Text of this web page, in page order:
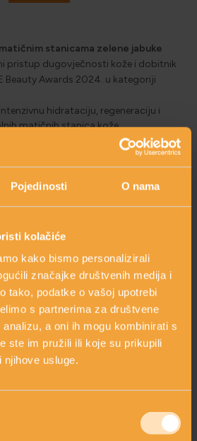
Pojedinosti O nama
kolačiće
kako bismo personalizirali
značajke društvenih medija i
tako, podatke o vašoj upotrebi
s partnerima za društvene
a oni ih mogu kombinirati s
ste im pružili ili koje su prikupili
njihove usluge.
stanicama zelene jabuke
pristup dugovječnosti kože i dobitnik
Beauty Awards 2024. u kategoriji
hidrataciju, regeneraciju i
matičnih stanica kože.
zelene jabuke ugrađene u BIO
ruže štite kožu od foto-starenja.
gubitak vlage i vraća umornoj koži
i mladolikost.
s neodoljivim mirisom kokosa koji
u raskošno ulje.
prirodno tamnjenje kože i produljuje
preplanulosti.
kokosovog i kakao maslaca,
nevena i vitamina E.
kožu, štiti je od isušivanja i
sjaj.
utjecaja slobodnih radikala i
vjetar i more isušuju kožu, a ovaj set